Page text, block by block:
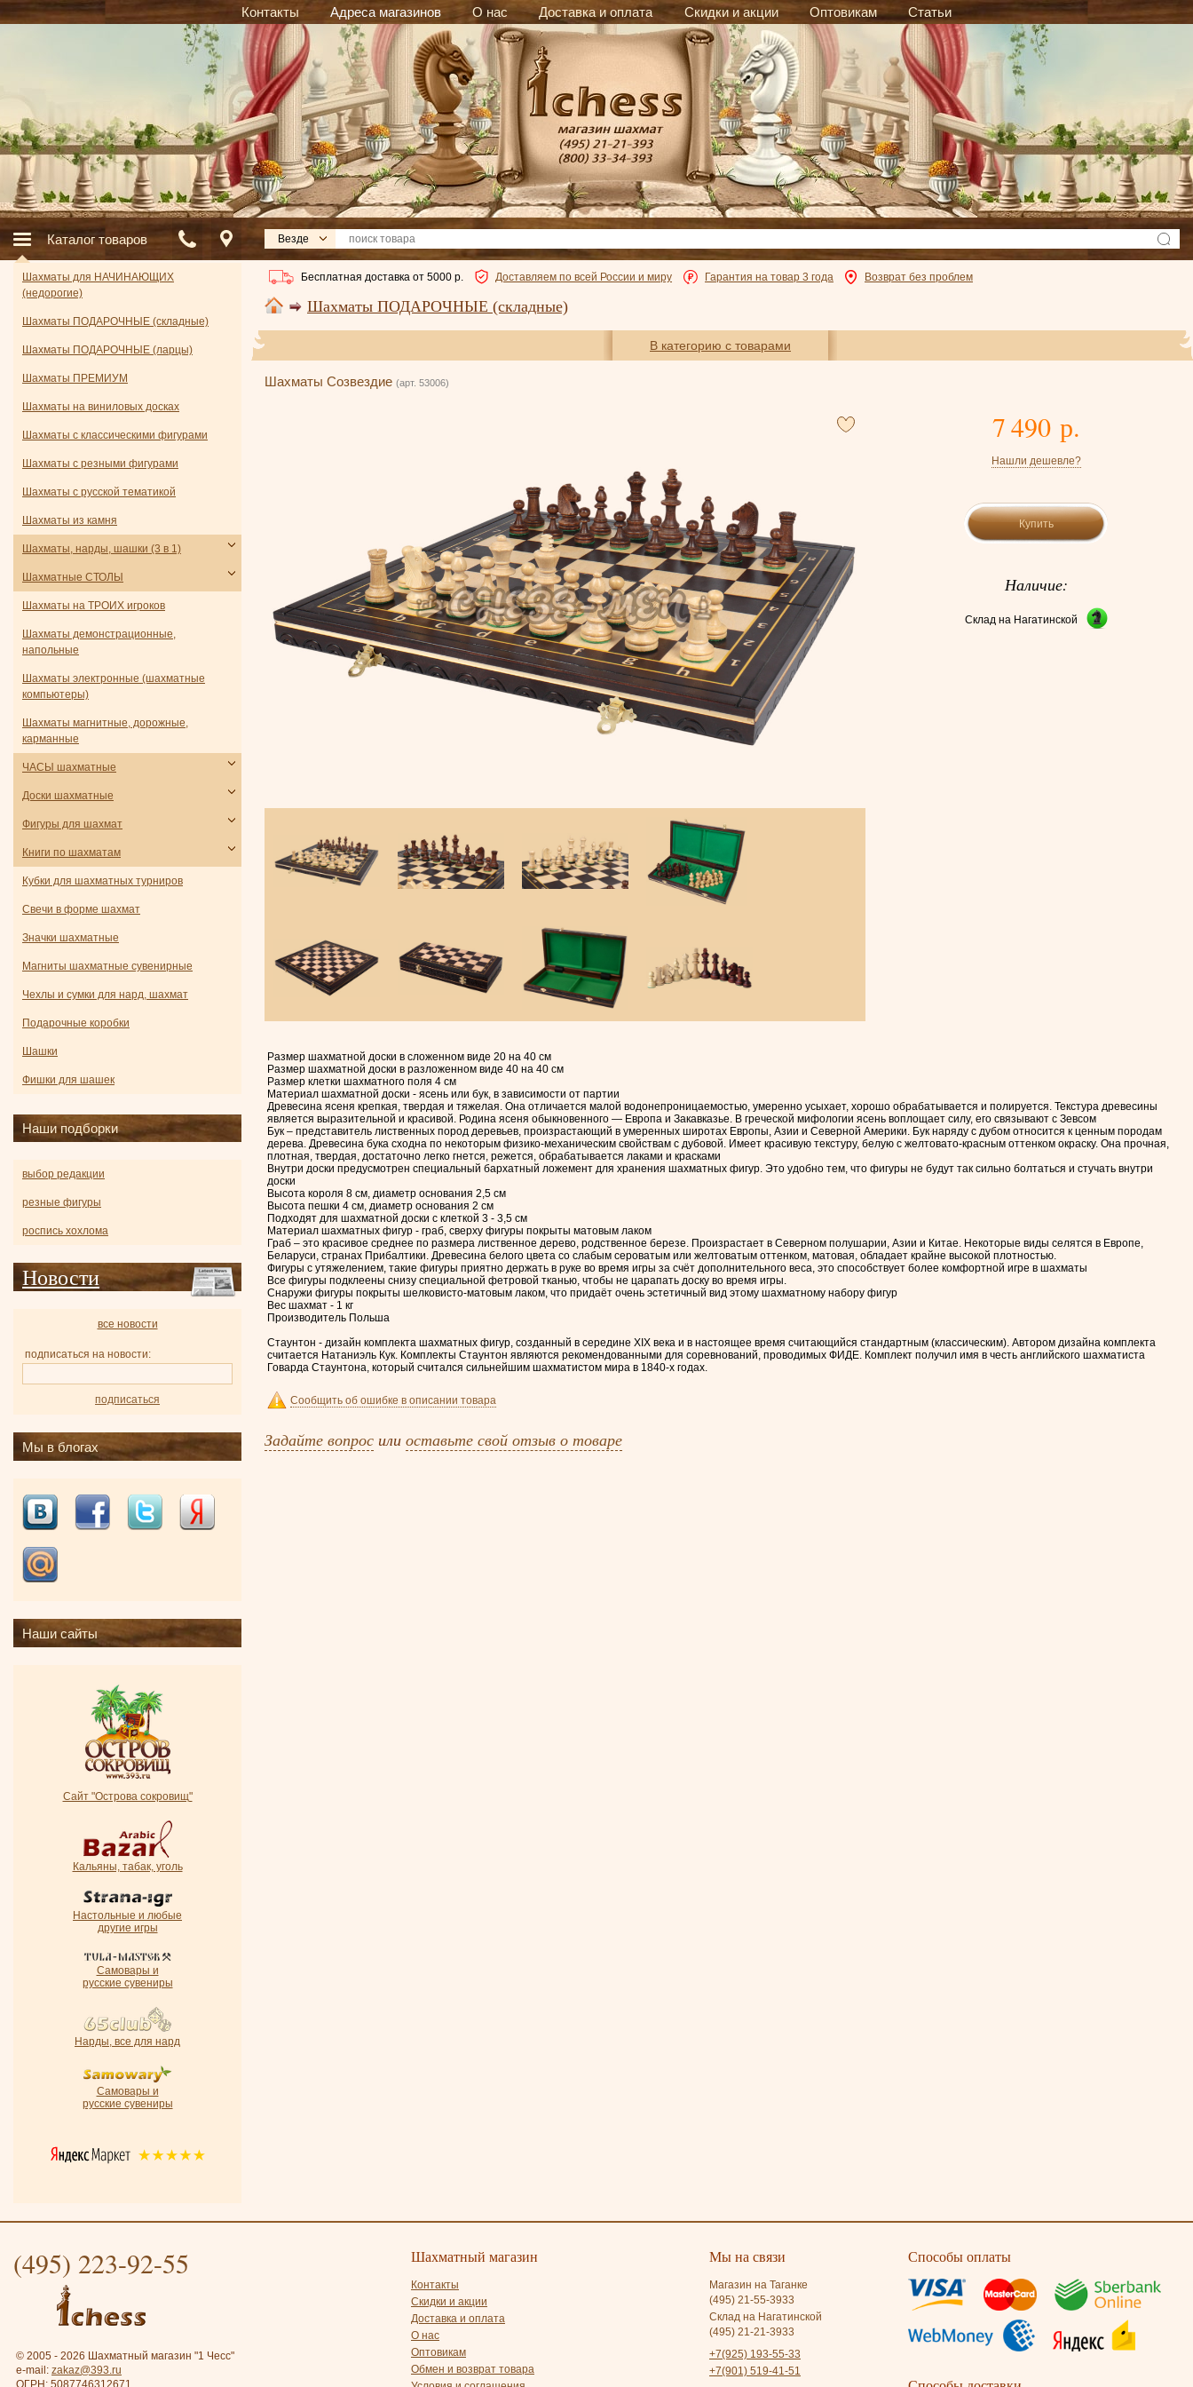
Контакты Адреса магазинов О нас Доставка и оплата Скидки и акции Оптовикам Статьи
Каталог товаров Везде
Бесплатная доставка от 5000 р. Доставляем по всей России и миру Гарантия на товар 3 года Возврат без проблем
Шахматы ПОДАРОЧНЫЕ (складные)
В категорию с товарами
Шахматы Созвездие (арт. 53006)
7 490 р.
Нашли дешевле?
Купить
Наличие:
Склад на Нагатинской
Размер шахматной доски в сложенном виде 20 на 40 см
Размер шахматной доски в разложенном виде 40 на 40 см
Размер клетки шахматного поля 4 см
Материал шахматной доски - ясень или бук, в зависимости от партии
Древесина ясеня крепкая, твердая и тяжелая. Она отличается малой водонепроницаемостью, умеренно усыхает, хорошо обрабатывается и полируется. Текстура древесины
является выразительной и красивой. Родина ясеня обыкновенного — Европа и Закавказье. В греческой мифологии ясень воплощает силу, его связывают с Зевсом
Бук – представитель лиственных пород деревьев, произрастающий в умеренных широтах Европы, Азии и Северной Америки. Бук наряду с дубом относится к ценным породам
дерева. Древесина бука сходна по некоторым физико-механическим свойствам с дубовой. Имеет красивую текстуру, белую с желтовато-красным оттенком окраску. Она прочная,
плотная, твердая, достаточно легко гнется, режется, обрабатывается лаками и красками
Внутри доски предусмотрен специальный бархатный ложемент для хранения шахматных фигур. Это удобно тем, что фигуры не будут так сильно болтаться и стучать внутри
доски
Высота короля 8 см, диаметр основания 2,5 см
Высота пешки 4 см, диаметр основания 2 см
Подходят для шахматной доски с клеткой 3 - 3,5 см
Материал шахматных фигур - граб, сверху фигуры покрыты матовым лаком
Граб – это красивое среднее по размера лиственное дерево, родственное березе. Произрастает в Северном полушарии, Азии и Китае. Некоторые виды селятся в Европе,
Беларуси, странах Прибалтики. Древесина белого цвета со слабым сероватым или желтоватым оттенком, матовая, обладает крайне высокой плотностью.
Фигуры с утяжелением, такие фигуры приятно держать в руке во время игры за счёт дополнительного веса, это способствует более комфортной игре в шахматы
Все фигуры подклеены снизу специальной фетровой тканью, чтобы не царапать доску во время игры.
Снаружи фигуры покрыты шелковисто-матовым лаком, что придаёт очень эстетичный вид этому шахматному набору фигур
Вес шахмат - 1 кг
Производитель Польша
Стаунтон - дизайн комплекта шахматных фигур, созданный в середине XIX века и в настоящее время считающийся стандартным (классическим). Автором дизайна комплекта
считается Натаниэль Кук. Комплекты Стаунтон являются рекомендованными для соревнований, проводимых ФИДЕ. Комплект получил имя в честь английского шахматиста
Говарда Стаунтона, который считался сильнейшим шахматистом мира в 1840-х годах.
Сообщить об ошибке в описании товара
Задайте вопрос или оставьте свой отзыв о товаре
Шахматы для НАЧИНАЮЩИХ
(недорогие)
Шахматы ПОДАРОЧНЫЕ (складные)
Шахматы ПОДАРОЧНЫЕ (ларцы)
Шахматы ПРЕМИУМ
Шахматы на виниловых досках
Шахматы с классическими фигурами
Шахматы с резными фигурами
Шахматы с русской тематикой
Шахматы из камня
Шахматы, нарды, шашки (3 в 1)
Шахматные СТОЛЫ
Шахматы на ТРОИХ игроков
Шахматы демонстрационные,
напольные
Шахматы электронные (шахматные
компьютеры)
Шахматы магнитные, дорожные,
карманные
ЧАСЫ шахматные
Доски шахматные
Фигуры для шахмат
Книги по шахматам
Кубки для шахматных турниров
Свечи в форме шахмат
Значки шахматные
Магниты шахматные сувенирные
Чехлы и сумки для нард, шахмат
Подарочные коробки
Шашки
Фишки для шашек
Наши подборки
выбор редакции
резные фигуры
роспись хохлома
Новости
все новости
подписаться на новости:
подписаться
Мы в блогах
Наши сайты
Сайт "Острова сокровищ"
Кальяны, табак, уголь
Настольные и любые
другие игры
Самовары и
русские сувениры
Нарды, все для нард
Самовары и
русские сувениры
(495) 223-92-55
© 2005 - 2026 Шахматный магазин "1 Чесс"
e-mail: zakaz@393.ru
ОГРН: 5087746312671
Шахматный магазин
Контакты
Скидки и акции
Доставка и оплата
О нас
Оптовикам
Обмен и возврат товара
Мы на связи
Магазин на Таганке
(495) 21-55-3933
Склад на Нагатинской
(495) 21-21-3933
+7(925) 193-55-33
+7(901) 519-41-51
Способы оплаты